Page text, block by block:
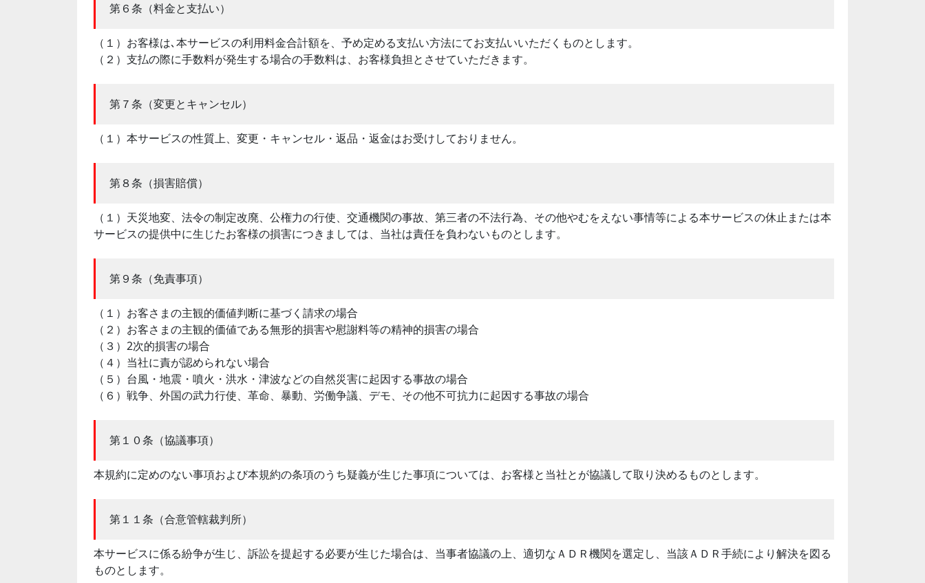
第６条（料金と支払い）
（１）お客様は､本サービスの利用料金合計額を、予め定める支払い方法にてお支払いいただくものとします。
（２）支払の際に手数料が発生する場合の手数料は、お客様負担とさせていただきます。
第７条（変更とキャンセル）
（１）本サービスの性質上、変更・キャンセル・返品・返金はお受けしておりません。
第８条（損害賠償）
（１）天災地変、法令の制定改廃、公権力の行使、交通機関の事故、第三者の不法行為、その他やむをえない事情等による本サービスの休止または本
サービスの提供中に生じたお客様の損害につきましては、当社は責任を負わないものとします。
第９条（免責事項）
（１）お客さまの主観的価値判断に基づく請求の場合
（２）お客さまの主観的価値である無形的損害や慰謝料等の精神的損害の場合
（３）2次的損害の場合
（４）当社に責が認められない場合
（５）台風・地震・噴火・洪水・津波などの自然災害に起因する事故の場合
（６）戦争、外国の武力行使、革命、暴動、労働争議、デモ、その他不可抗力に起因する事故の場合
第１０条（協議事項）
本規約に定めのない事項および本規約の条項のうち疑義が生じた事項については、お客様と当社とが協議して取り決めるものとします。
第１１条（合意管轄裁判所）
本サービスに係る紛争が生じ、訴訟を提起する必要が生じた場合は、当事者協議の上、適切なＡＤＲ機関を選定し、当該ＡＤＲ手続により解決を図る
ものとします。